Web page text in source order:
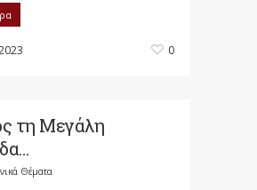
0
τη Μεγάλη
Θέματα